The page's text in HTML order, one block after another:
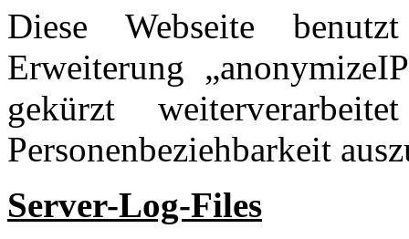
Diese Webseite
Erweiterung
gekürzt
Personenbeziehbarkeit
Server-Log-Files